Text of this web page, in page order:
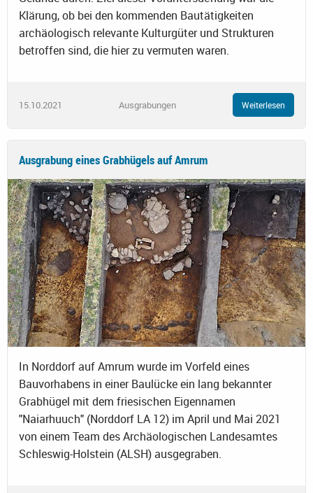
Klärung, ob bei den kommenden Bautätigkeiten
archäologisch relevante Kulturgüter und Strukturen
betroffen sind, die hier zu vermuten waren.
15.10.2021 Ausgrabungen Weiterlesen
Ausgrabung eines Grabhügels auf Amrum
In Norddorf auf Amrum wurde im Vorfeld eines
Bauvorhabens in einer Baulücke ein lang bekannter
Grabhügel mit dem friesischen Eigennamen
"Naiarhuuch" (Norddorf LA 12) im April und Mai 2021
von einem Team des Archäologischen Landesamtes
Schleswig-Holstein (ALSH) ausgegraben.